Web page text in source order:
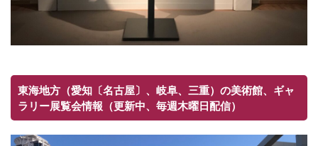
東海地方（愛知〔名古屋〕、岐阜、三重）の美術館、ギャ
ラリー展覧会情報（更新中、毎週木曜日配信）